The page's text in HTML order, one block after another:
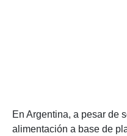
En Argentina, a pesar de
alimentación a base de